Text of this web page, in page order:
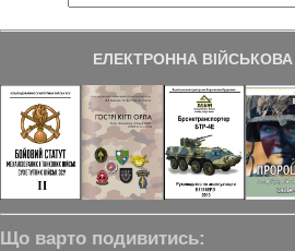
ЕЛЕКТРОННА ВІЙСЬКОВА
Що варто подивитись: